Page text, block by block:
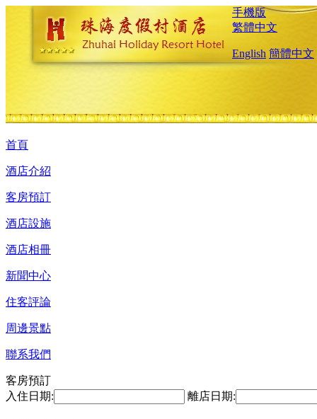
手機版
繁體中文
English 簡體中文
首頁
酒店介紹
客房預訂
酒店設施
酒店相冊
新聞中心
住客評論
周邊景點
聯系我們
客房預訂
入住日期:
離店日期: